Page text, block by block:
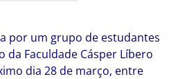
por um grupo de estudantes
da Faculdade Cásper Líbero
dia 28 de março, entre